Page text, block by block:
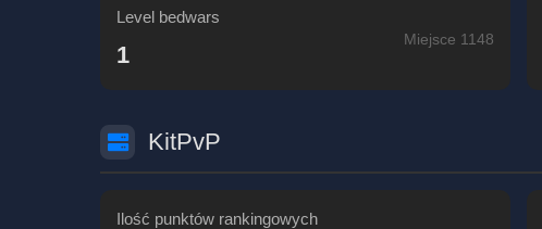
Level bedwars
1
Miejsce 1148
KitPvP
Ilość punktów rankingowych